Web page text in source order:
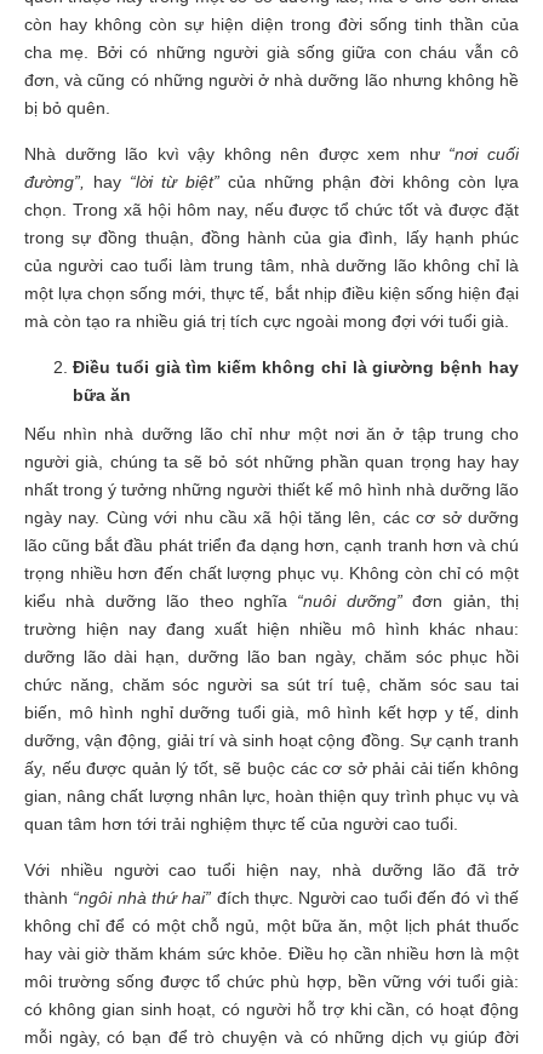
còn hay không còn sự hiện diện trong đời sống tinh thần của
cha mẹ. Bởi có những người già sống giữa con cháu vẫn cô
đơn, và cũng có những người ở nhà dưỡng lão nhưng không hề
bị bỏ quên.
Nhà dưỡng lão kvì vậy không nên được xem như “nơi cuối
đường”,
hay “lời từ biệt” của những phận đời không còn lựa
chọn. Trong xã hội hôm nay, nếu được tổ chức tốt và được đặt
trong sự đồng thuận, đồng hành của gia đình, lấy hạnh phúc
của người cao tuổi làm trung tâm, nhà dưỡng lão không chỉ là
một lựa chọn sống mới, thực tế, bắt nhịp điều kiện sống hiện đại
mà còn tạo ra nhiều giá trị tích cực ngoài mong đợi với tuổi già.
Điều tuổi già tìm kiếm không chỉ là giường bệnh hay
bữa ăn
Nếu nhìn nhà dưỡng lão chỉ như một nơi ăn ở tập trung cho
người già, chúng ta sẽ bỏ sót những phần quan trọng hay hay
nhất trong ý tưởng những người thiết kế mô hình nhà dưỡng lão
ngày nay. Cùng với nhu cầu xã hội tăng lên, các cơ sở dưỡng
lão cũng bắt đầu phát triển đa dạng hơn, cạnh tranh hơn và chú
trọng nhiều hơn đến chất lượng phục vụ. Không còn chỉ có một
kiểu nhà dưỡng lão theo nghĩa “nuôi dưỡng”đơn giản, thị
trường hiện nay đang xuất hiện nhiều mô hình khác nhau:
dưỡng lão dài hạn, dưỡng lão ban ngày, chăm sóc phục hồi
chức năng, chăm sóc người sa sút trí tuệ, chăm sóc sau tai
biến, mô hình nghỉ dưỡng tuổi già, mô hình kết hợp y tế, dinh
dưỡng, vận động, giải trí và sinh hoạt cộng đồng. Sự cạnh tranh
ấy, nếu được quản lý tốt, sẽ buộc các cơ sở phải cải tiến không
gian, nâng chất lượng nhân lực, hoàn thiện quy trình phục vụ và
quan tâm hơn tới trải nghiệm thực tế của người cao tuổi.
Với nhiều người cao tuổi hiện nay, nhà dưỡng lão đã trở
thành “ngôi nhà thứ hai” đích thực. Người cao tuổi đến đó vì thế
không chỉ để có một chỗ ngủ, một bữa ăn, một lịch phát thuốc
hay vài giờ thăm khám sức khỏe. Điều họ cần nhiều hơn là một
môi trường sống được tổ chức phù hợp, bền vững với tuổi già:
có không gian sinh hoạt, có người hỗ trợ khi cần, có hoạt động
mỗi ngày, có bạn để trò chuyện và có những dịch vụ giúp đời